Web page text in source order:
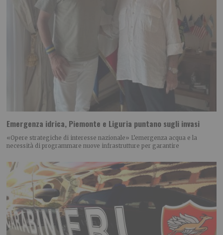
Emergenza idrica, Piemonte e Liguria puntano sugli invasi
«Opere strategiche di interesse nazionale» L’emergenza acqua e la
necessità di programmare nuove infrastrutture per garantire